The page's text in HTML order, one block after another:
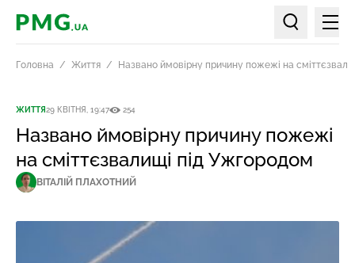
PMG.ua
Пошук по
Головна Життя Названо ймовірну причину пожежі на
ЖИТТЯ29 КВІТНЯ, 19:47 254
Названо ймовірну причину пожежі
на сміттєзвалищі під Ужгородом
ВІТАЛІЙ ПЛАХОТНИЙ